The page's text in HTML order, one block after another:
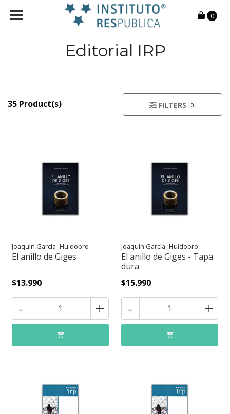
0
Editorial IRP
35 Product(s) FILTERS 0
Joaquín García- Huidobro
El anillo de Giges
$13.990
- +
Joaquín García- Huidobro
El anillo de Giges - Tapa
dura
$15.990
- +